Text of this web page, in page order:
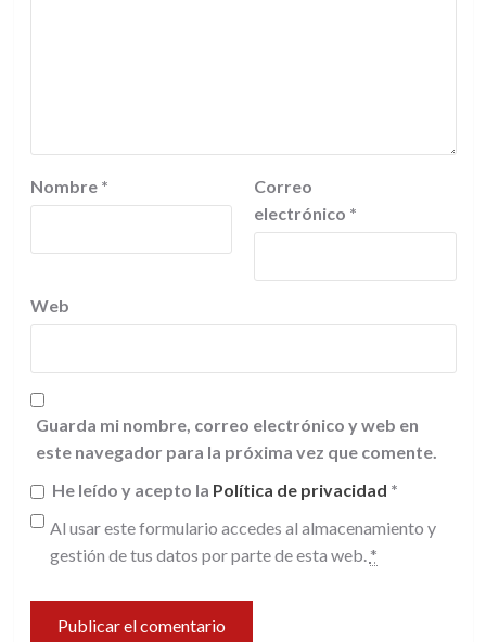
Nombre *
Correo
electrónico *
Web
Guarda mi nombre, correo electrónico y web en
este navegador para la próxima vez que comente.
He leído y acepto la Política de privacidad *
Al usar este formulario accedes al almacenamiento y
gestión de tus datos por parte de esta web. *